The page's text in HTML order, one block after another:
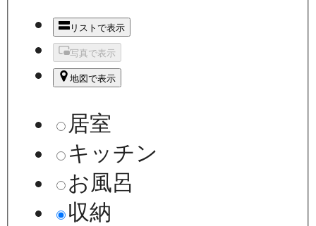
リストで表示
写真で表示
地図で表示
居室
キッチン
お風呂
収納